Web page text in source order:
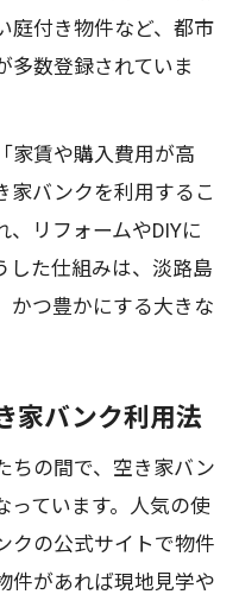
庭付き物件など、都市
多数登録されていま
家賃や購入費用が高
家バンクを利用するこ
、リフォームやDIYに
した仕組みは、淡路島
かつ豊かにする大きな
家バンク利用法
ちの間で、空き家バン
っています。人気の使
クの公式サイトで物件
件があれば現地見学や